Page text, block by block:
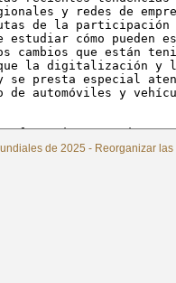
de 2025 - Reorganizar